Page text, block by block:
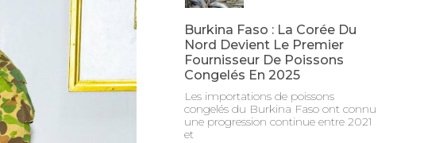
Burkina Faso : La Corée Du
Nord Devient Le Premier
Fournisseur De Poissons
Congelés En 2025
Les importations de poissons
congelés du Burkina Faso ont connu
une progression continue entre 2021
et